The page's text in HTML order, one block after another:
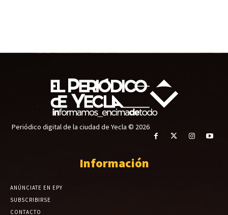
Periódico digital de la ciudad de Yecla © 2026
Información
ANÚNCIATE EN EPY
SUBSCRIBIRSE
CONTACTO